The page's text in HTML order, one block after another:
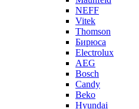
NEFF
Vitek
Thomson
Бирюса
Electrolux
AEG
Bosch
Candy
Beko
Hyundai